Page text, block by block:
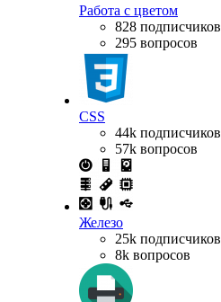
Работа с цветом
828 подписчиков
295 вопросов
CSS
44k подписчиков
57k вопросов
Железо
25k подписчиков
8k вопросов